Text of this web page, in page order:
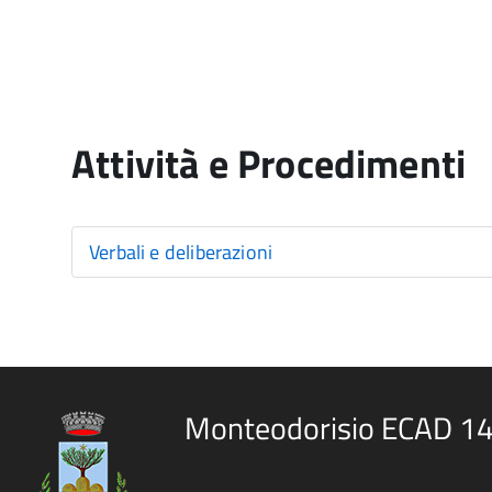
Attività e Procedimenti
Verbali e deliberazioni
Monteodorisio ECAD